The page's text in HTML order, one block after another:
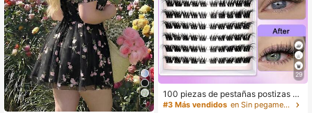
4
29
100 piezas de pestañas postizas de
visón sintético esponjoso autoadhe
#3 Más vendidos
en Sin pegamento ni removedor necesario Pestañas i